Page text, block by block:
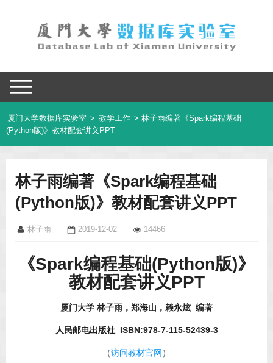
厦门大学数据库实验室 > 教学工作 > 林子雨编著《Spark编程基础
(Python版)》教材配套讲义PPT
林子雨编著《Spark编程基础
(Python版)》教材配套讲义PPT
林子雨 2019-12-02 14466
《Spark编程基础(Python版)》
教材配套讲义PPT
厦门大学 林子雨，郑海山，赖永炫 编著
人民邮电出版社 ISBN:978-7-115-52439-3
（访问教材官网）